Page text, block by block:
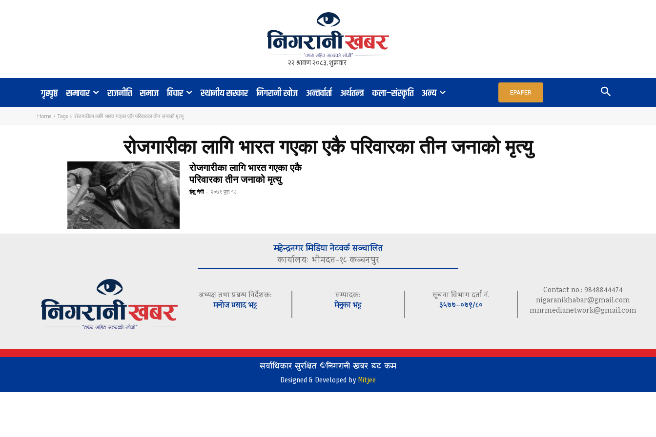
गृहपृष्ठ समाचार राजनीति समाज विचार स्थानीय सरकार निगरानी खोज अन्तर्वार्ता अर्थतन्त्र कला–संस्कृति अन्य EPAPER
Home Tags रोजगारीका लागि भारत गएका एकै परिवारका तीन जनाको मृत्यु
रोजगारीका लागि भारत गएका एकै परिवारका तीन जनाको मृत्यु
रोजगारीका लागि भारत गएका एकै
परिवारका तीन जनाको मृत्यु
ईशु नेगी - २०७९ पुस १८
महेन्द्रनगर मिडिया नेटवर्क सञ्चालित
कार्यालयः भीमदत्त–१८ कञ्चनपुर
अध्यक्ष तथा प्रबन्ध निर्देशकः
मनोज प्रसाद भट्ट
सम्पादकः
मेनुका भट्ट
सूचना विभाग दर्ता नं.
३५७७–०७९/८०
Contact no.: 9848844474
nigaranikhabar@gmail.com
mnrmedianetwork@gmail.com
सर्वाधिकार सुरक्षित ©निगरानी खबर डट कम
Designed & Developed by Mitjee